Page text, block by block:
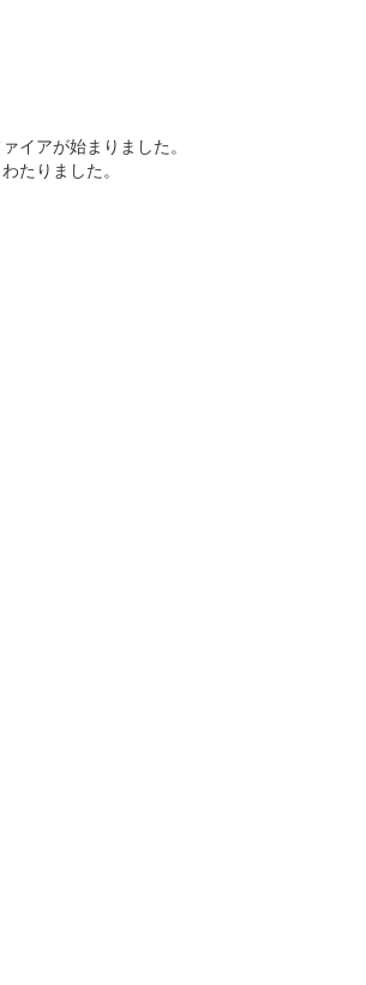
イアが始まりました。
たりました。